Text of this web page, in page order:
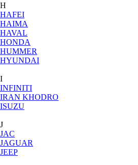
H
HAFEI
HAIMA
HAVAL
HONDA
HUMMER
HYUNDAI
I
INFINITI
IRAN KHODRO
ISUZU
J
JAC
JAGUAR
JEEP